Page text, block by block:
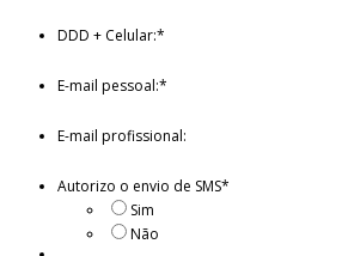
DDD + Celular:*
E-mail pessoal:*
E-mail profissional:
Autorizo o envio de SMS*
Sim
Não